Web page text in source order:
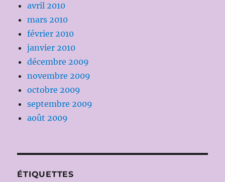
avril 2010
mars 2010
février 2010
janvier 2010
décembre 2009
novembre 2009
octobre 2009
septembre 2009
août 2009
ÉTIQUETTES